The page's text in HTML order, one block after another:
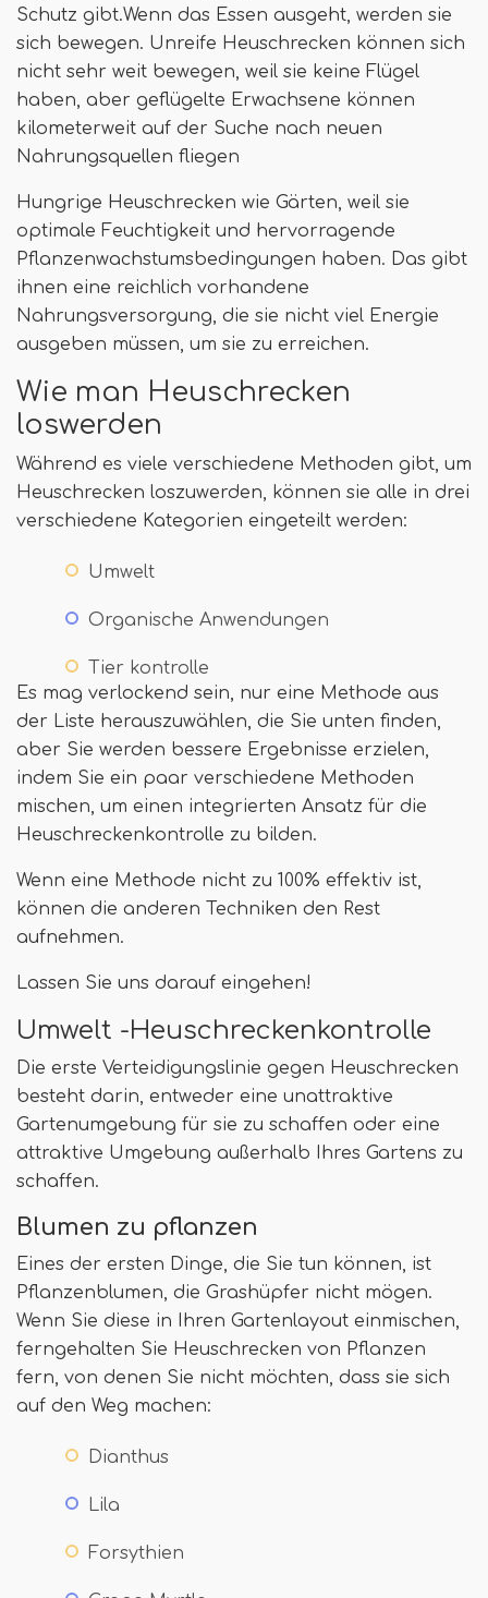
Schutz gibt.Wenn das Essen ausgeht, werden sie
sich bewegen. Unreife Heuschrecken können sich
nicht sehr weit bewegen, weil sie keine Flügel
haben, aber geflügelte Erwachsene können
kilometerweit auf der Suche nach neuen
Nahrungsquellen fliegen
Hungrige Heuschrecken wie Gärten, weil sie
optimale Feuchtigkeit und hervorragende
Pflanzenwachstumsbedingungen haben. Das gibt
ihnen eine reichlich vorhandene
Nahrungsversorgung, die sie nicht viel Energie
ausgeben müssen, um sie zu erreichen.
Wie man Heuschrecken
loswerden
Während es viele verschiedene Methoden gibt, um
Heuschrecken loszuwerden, können sie alle in drei
verschiedene Kategorien eingeteilt werden:
Umwelt
Organische Anwendungen
Tier kontrolle
Es mag verlockend sein, nur eine Methode aus
der Liste herauszuwählen, die Sie unten finden,
aber Sie werden bessere Ergebnisse erzielen,
indem Sie ein paar verschiedene Methoden
mischen, um einen integrierten Ansatz für die
Heuschreckenkontrolle zu bilden.
Wenn eine Methode nicht zu 100% effektiv ist,
können die anderen Techniken den Rest
aufnehmen.
Lassen Sie uns darauf eingehen!
Umwelt -Heuschreckenkontrolle
Die erste Verteidigungslinie gegen Heuschrecken
besteht darin, entweder eine unattraktive
Gartenumgebung für sie zu schaffen oder eine
attraktive Umgebung außerhalb Ihres Gartens zu
schaffen.
Blumen zu pflanzen
Eines der ersten Dinge, die Sie tun können, ist
Pflanzenblumen, die Grashüpfer nicht mögen.
Wenn Sie diese in Ihren Gartenlayout einmischen,
ferngehalten Sie Heuschrecken von Pflanzen
fern, von denen Sie nicht möchten, dass sie sich
auf den Weg machen:
Dianthus
Lila
Forsythien